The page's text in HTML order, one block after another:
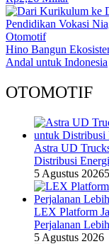
Otomotif
Hino Bangun
Andal untuk Indonesia
OTOMOTIF
Astra UD
Distribusi
5 Agustus 2026
LEX Platform
Perjalanan
5 Agustus 2026